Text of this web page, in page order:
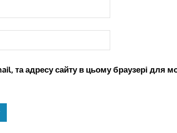
та адресу сайту в цьому браузері для